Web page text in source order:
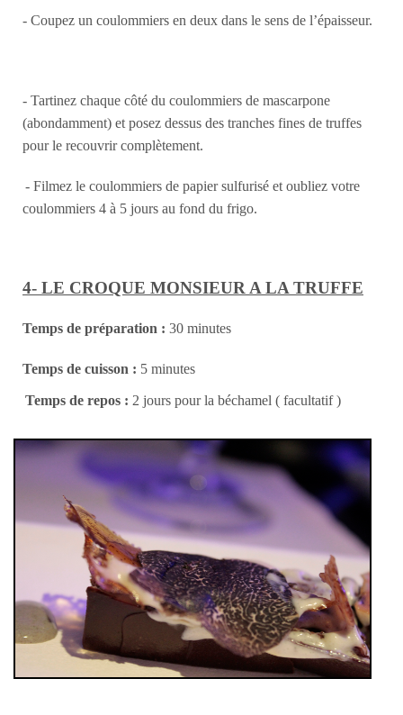
- Coupez un coulommiers en deux dans le sens de l’épaisseur.
- Tartinez chaque côté du coulommiers de mascarpone
(abondamment) et posez dessus des tranches fines de truffes
pour le recouvrir complètement.
- Filmez le coulommiers de papier sulfurisé et oubliez votre
coulommiers 4 à 5 jours au fond du frigo.
4- LE CROQUE MONSIEUR A LA TRUFFE
Temps de préparation : 30 minutes
Temps de cuisson : 5 minutes
Temps de repos : 2 jours pour la béchamel ( facultatif )